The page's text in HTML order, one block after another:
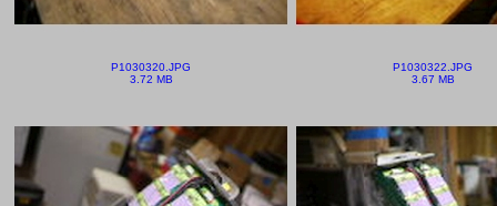
P1030320.JPG
3.72 MB
P1030322.JPG
3.67 MB